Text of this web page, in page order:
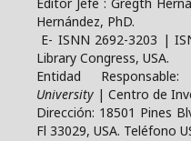
Editor Jefe : Gregth
Hernández, PhD.
E- ISNN 2692-3203 |
Library Congress, USA.
Entidad Responsable:
University | Centro de
Dirección: 18501 Pines
Fl 33029, USA. Teléfono